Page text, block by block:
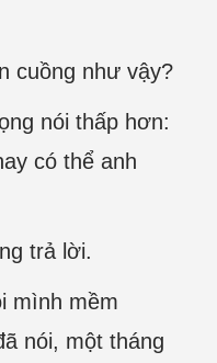
cuồng như vậy?
nói thấp hơn:
có thể anh
trả lời.
mình mềm
nói, một tháng